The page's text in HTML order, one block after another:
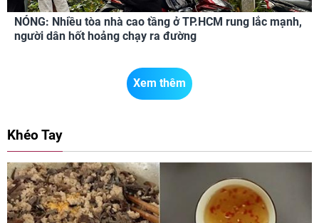
NÓNG: Nhiều tòa nhà cao tầng ở TP.HCM rung lắc mạnh,
người dân hốt hoảng chạy ra đường
Xem thêm
Khéo Tay